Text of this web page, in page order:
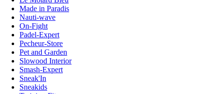
Made in Paradis
Nauti-wave
On-Fight
Padel-Expert
Pecheur-Store
Pet and Garden
Slowood Interior
Smash-Expert
Sneak'In
Sneakids